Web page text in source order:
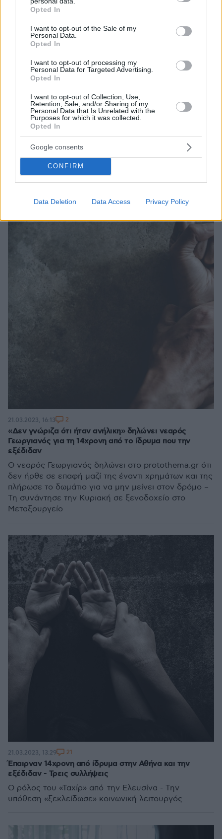
grant or deny consent to Google and its third-party tags to
use your data for below specified purposes in below Google
consent section.
Opted In
I want to opt-out of the Sale of my
Personal Data.
Opted In
I want to opt-out of processing my
Personal Data for Targeted Advertising.
Opted In
I want to opt-out of Collection, Use,
Retention, Sale, and/or Sharing of my
Personal Data that Is Unrelated with the
Purposes for which it was collected.
Opted In
Google consents
CONFIRM
Data Deletion Data Access Privacy Policy
Για μαστροπεία και παιδική πορνογραφία διώκονται οι
τρεις άνδρες που εξέδιδαν την 14χρονη
Προθεσμία να απολογηθούν θα ζητήσουν από τον
ανακριτή
21.03.2023, 16:44
«Δεν γνώριζα ότι ήταν ανήλικη» δηλώνει νεαρός
Γεωργιανός για τη 14χρονη από το ίδρυμα που την
εξέδιδαν
Ο νεαρός Γεωργιανός δηλώνει στο protothema.gr ότι
δεν ήρθε σε επαφή μαζί της έναντι χρημάτων και της
πλήρωσε το δωμάτιο για να μην μείνει στον δρόμο –
Τη συνάντησε την Κυριακή σε ξενοδοχείο στο
Μεταξουργείο
21.03.2023, 16:13 2
Έπαιρναν 14χρονη από ίδρυμα στην Αθήνα και την
εξέδιδαν - Τρεις συλλήψεις
Ο ρόλος του «Ταχίρ» από την Ελευσίνα - Την
υπόθεση «ξεκλείδωσε» κοινωνική λειτουργός
21.03.2023, 13:29 21